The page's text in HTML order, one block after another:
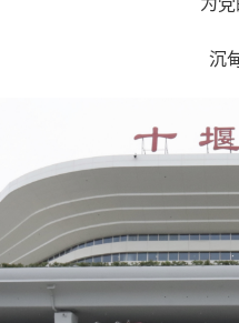
为
沉